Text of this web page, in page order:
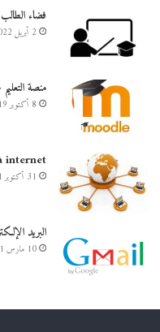
فضاء
2 أبريل 2022
منصة
8 أكتوبر 2019
internet
31 أكتوبر 2021
البريد
10 مارس 2021